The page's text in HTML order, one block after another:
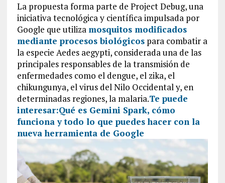
La propuesta forma parte de Project Debug, una
iniciativa tecnológica y científica impulsada por
Google que utiliza mosquitos modificados
mediante procesos biológicospara combatir a
la especie Aedes aegypti, considerada una de las
principales responsables de la transmisión de
enfermedades como el dengue, el zika, el
chikungunya, el virus del Nilo Occidental y, en
determinadas regiones, la malaria.Te puede
interesar:Qué es Gemini Spark, cómo
funciona y todo lo que puedes hacer con la
nueva herramienta de Google